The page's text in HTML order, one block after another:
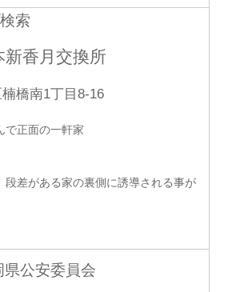
索
香月交換所
橋南1丁目8-16
正面の一軒家
段差がある家の裏側に誘導される事が
公安委員会